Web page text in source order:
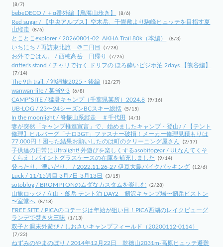
(8/7)
bebeDECO / ＋α番外編【鳥海山歩き】 (8/6)
Red sugar / 【中央アルプス】空木岳、千畳敷より駒峰ヒュッテを目指す夏
山縦走
(8/6)
とことこexplorer / 20260801-02_AKHA Trail 80k（本編） (8/3)
いちにち / 再訪東北旅 ＠二日目 (7/28)
お外でごはん。 / 西穂高岳 日帰り (7/26)
drifter's stand / チャリで行く ドリフの ほろ酔いビジホ泊 2days 【熊谷編】
(7/14)
The 9th trail. / 沖縄旅2025・後編 (12/27)
wanwan-life / 某省9-3 (6/8)
CAMP*SITE / 猛暑キャンプ（千葉県某所）2024.8 (9/16)
UB-LOG / 23〜24シーズンBCスキー総括 (5/15)
In the moonlight / 脊振山系縦走 ＃千代田 (4/1)
妻が突然「キャンプ推進宣言」で、始めましたキャンプ・登山♪ / 【テント
修理】ヒルバーグ「ナロ3GT」ファスナー破損！メーカー修理見積もりは
77,000円！困った結果お願いしたのは町のクリーニング屋さん
(2/17)
子供達の日常にUltralight! 外遊びを楽しくするasobitogear / ULなんてくそ
くらえ！パイントグラスケースの在庫を補充しました
(9/14)
登ったり、漕いだり。 / 2022.11.26-27 伊豆大島バイクパッキング (12/6)
Luck / 11/15週目 3月7日-3月13日 (3/15)
sotoblog / BROMPTONのムダなカスタムを楽しむ (2/28)
山旅ロッジ / 立山・劔岳 テント泊 DAY2 剱沢キャンプ場〜剱岳ピストン
〜室堂へ (8/18)
FREE SITE / PICAのコテージは年始が狙い目！PICA西湖のレイクビューグ
ランデで焚き火三昧
(1/13)
双子と週末外遊び / しおさいキャンプフィールド（20200112-0114）
(7/22)
ねずみのやまのぼり / 2014年12月22日 乾徳山2031m-高原ヒュッテ避難